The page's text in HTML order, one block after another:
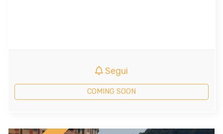
Segui
COMING SOON